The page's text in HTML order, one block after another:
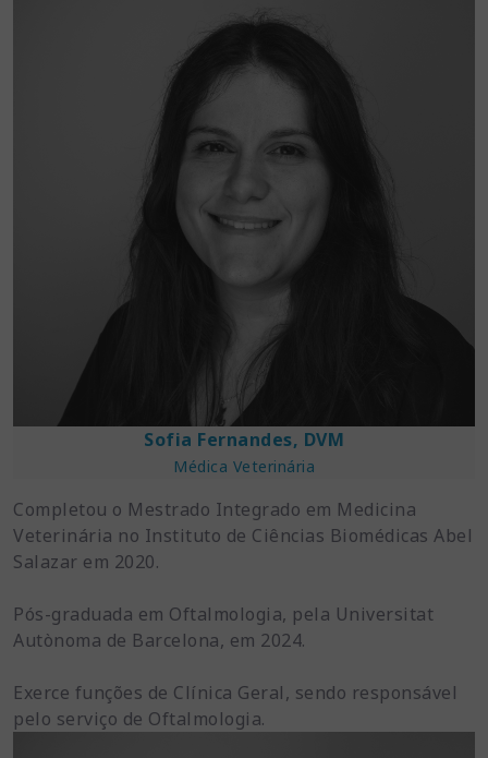
Sofia Fernandes, DVM
Médica Veterinária
Completou o Mestrado Integrado em Medicina
Veterinária no Instituto de Ciências Biomédicas Abel
Salazar em 2020.
Pós-graduada em Oftalmologia, pela Universitat
Autònoma de Barcelona, em 2024.
Exerce funções de Clínica Geral, sendo responsável
pelo serviço de Oftalmologia.